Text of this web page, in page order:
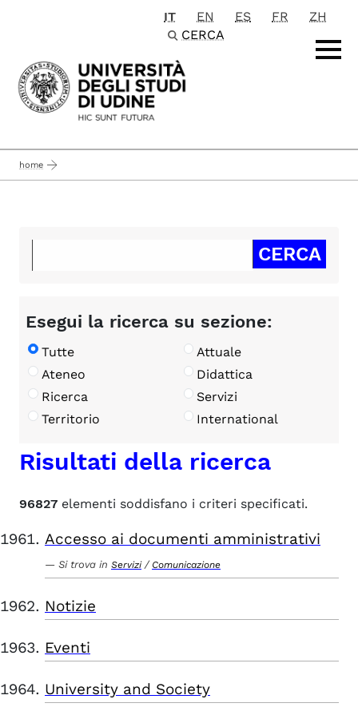
Passa al contenuto principale
IT EN ES FR
ZH
CERCA
home
Esegui la ricerca su sezione:
Tutte
Attuale
Ateneo
Didattica
Ricerca
Servizi
Territorio
International
Risultati della ricerca
96827 elementi soddisfano i criteri specificati.
Accesso ai documenti amministrativi
Si trova in Servizi / Comunicazione
Notizie
Eventi
University and Society